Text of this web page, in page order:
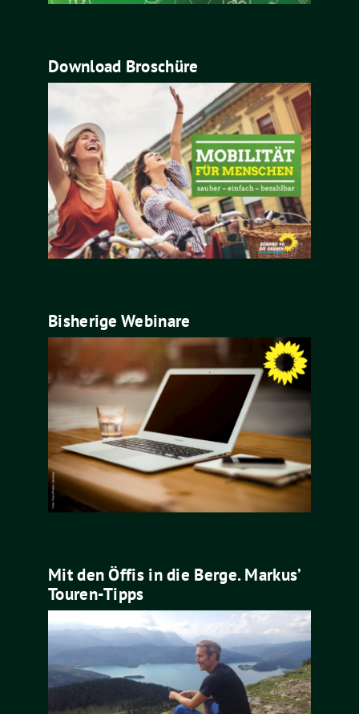
Download Broschüre
Bisherige Webinare
Mit den Öffis in die Berge. Markus’
Touren-Tipps